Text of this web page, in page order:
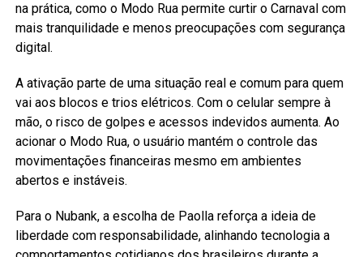
na prática, como o Modo Rua permite curtir o Carnaval com
mais tranquilidade e menos preocupações com segurança
digital.
A ativação parte de uma situação real e comum para quem
vai aos blocos e trios elétricos. Com o celular sempre à
mão, o risco de golpes e acessos indevidos aumenta. Ao
acionar o Modo Rua, o usuário mantém o controle das
movimentações financeiras mesmo em ambientes
abertos e instáveis.
Para o Nubank, a escolha de Paolla reforça a ideia de
liberdade com responsabilidade, alinhando tecnologia a